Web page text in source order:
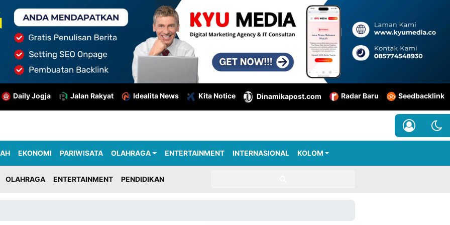
Daily Jogja Jalan Rakyat Idealita News Kita Notice Dinamikapost.com Radar Baru Seedbacklink
EKONOMI PARIWISATA OLAHRAGA ENTERTAINMENT INTERNASIONAL KOLOM
OLAHRAGA ENTERTAINMENT PENDIDIKAN